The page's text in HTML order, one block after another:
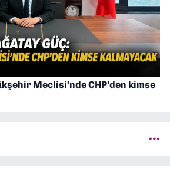
Meclisi’nde CHP’den kimse